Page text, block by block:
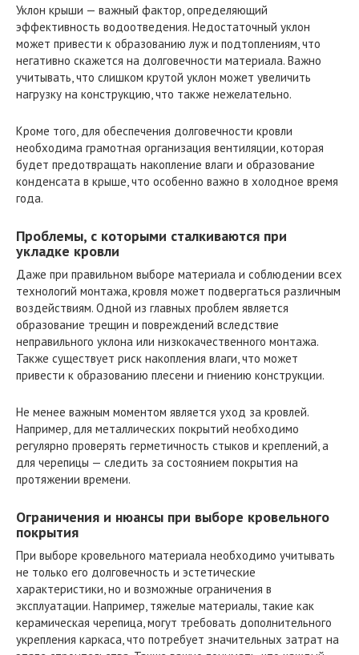
Уклон крыши — важный фактор, определяющий
эффективность водоотведения. Недостаточный уклон
может привести к образованию луж и подтоплениям, что
негативно скажется на долговечности материала. Важно
учитывать, что слишком крутой уклон может увеличить
нагрузку на конструкцию, что также нежелательно.
Кроме того, для обеспечения долговечности кровли
необходима грамотная организация вентиляции, которая
будет предотвращать накопление влаги и образование
конденсата в крыше, что особенно важно в холодное время
года.
Проблемы, с которыми сталкиваются при
укладке кровли
Даже при правильном выборе материала и соблюдении всех
технологий монтажа, кровля может подвергаться различным
воздействиям. Одной из главных проблем является
образование трещин и повреждений вследствие
неправильного уклона или низкокачественного монтажа.
Также существует риск накопления влаги, что может
привести к образованию плесени и гниению конструкции.
Не менее важным моментом является уход за кровлей.
Например, для металлических покрытий необходимо
регулярно проверять герметичность стыков и креплений, а
для черепицы — следить за состоянием покрытия на
протяжении времени.
Ограничения и нюансы при выборе кровельного
покрытия
При выборе кровельного материала необходимо учитывать
не только его долговечность и эстетические
характеристики, но и возможные ограничения в
эксплуатации. Например, тяжелые материалы, такие как
керамическая черепица, могут требовать дополнительного
укрепления каркаса, что потребует значительных затрат на